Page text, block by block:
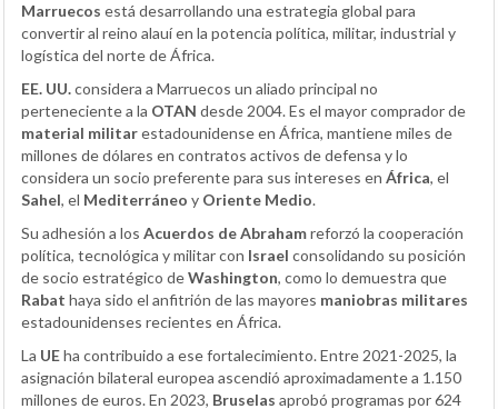
Marruecos está desarrollando una estrategia global para
convertir al reino alauí en la potencia política, militar, industrial y
logística del norte de África.
EE. UU.considera a Marruecos un aliado principal no
perteneciente a la OTAN desde 2004. Es el mayor comprador de
material militarestadounidense en África, mantiene miles de
millones de dólares en contratos activos de defensa y lo
considera un socio preferente para sus intereses en África, el
Sahel, el Mediterráneo y Oriente Medio.
Su adhesión a los Acuerdos de Abrahamreforzó la cooperación
política, tecnológica y militar con Israel consolidando su posición
de socio estratégico deWashington, como lo demuestra que
Rabat haya sido el anfitrión de las mayores maniobras militares
estadounidenses recientes en África.
La UEha contribuido a ese fortalecimiento. Entre 2021-2025, la
asignación bilateral europea ascendió aproximadamente a 1.150
millones de euros. En 2023, Bruselas aprobó programas por 624